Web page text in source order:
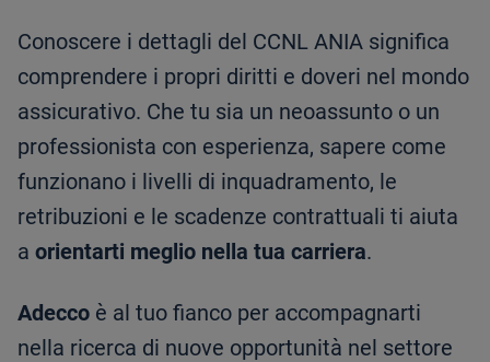
Conoscere i dettagli del CCNL ANIA significa
comprendere i propri diritti e doveri nel mondo
assicurativo. Che tu sia un neoassunto o un
professionista con esperienza, sapere come
funzionano i livelli di inquadramento, le
retribuzioni e le scadenze contrattuali ti aiuta
a orientarti meglio nella tua carriera.
Adecco è al tuo fianco per accompagnarti
nella ricerca di nuove opportunità nel settore